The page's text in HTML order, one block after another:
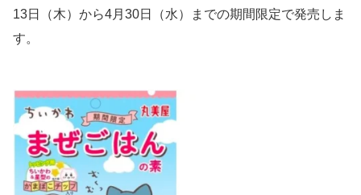
13日（木）から4月30日（水）までの期間限定で発売しま
す。